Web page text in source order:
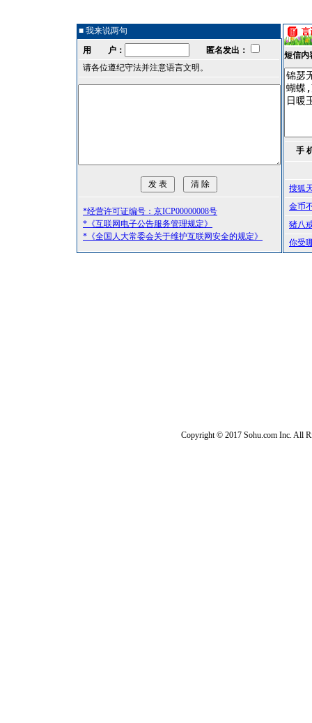
■ 我来说两句
用 户：
匿名发出：
请各位遵纪守法并注意语言文明。
*经营许可证编号：京ICP00000008号
*《互联网电子公告服务管理规定》
*《全国人大常委会关于维护互联网安全的规定》
短信内
手
搜狐
金币
猪八
你受
Copyright © 2017 Sohu.com Inc. All